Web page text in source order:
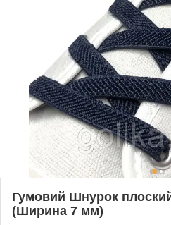
Гумовий Шнурок
(Ширина 7 мм)